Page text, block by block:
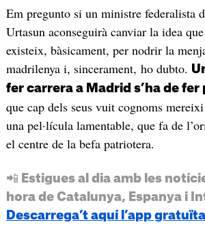
Em pregunto si un ministre federalista
Urtasun aconseguirà canviar la idea
existeix, bàsicament, per nodrir la
madrilenya i, sincerament, ho dubto.
fer carrera a Madrid s’ha de fer
que cap dels seus vuit cognoms
una pel·lícula lamentable, que fa de
el centre de la befa patriotera.
📲 Estigues al dia amb les
hora de Catalunya, Espanya i
Descarrega’t aquí l’app gratuïta